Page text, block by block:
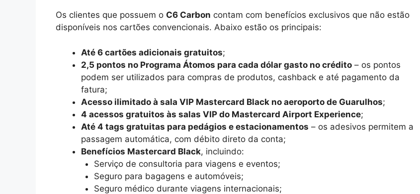
Os clientes que possuem o C6 Carbon contam com benefícios exclusivos que não estão
disponíveis nos cartões convencionais. Abaixo estão os principais:
Até 6 cartões adicionais gratuitos;
2,5 pontos no Programa Átomos para cada dólar gasto no crédito – os pontos
podem ser utilizados para compras de produtos, cashback e até pagamento da
fatura;
Acesso ilimitado à sala VIP Mastercard Black no aeroporto de Guarulhos;
4 acessos gratuitos às salas VIP do Mastercard Airport Experience;
Até 4 tags gratuitas para pedágios e estacionamentos – os adesivos permitem a
passagem automática, com débito direto da conta;
Benefícios Mastercard Black, incluindo:
Serviço de consultoria para viagens e eventos;
Seguro para bagagens e automóveis;
Seguro médico durante viagens internacionais;